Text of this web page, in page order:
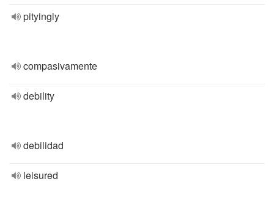
pityingly
compasivamente
debility
debilidad
leisured